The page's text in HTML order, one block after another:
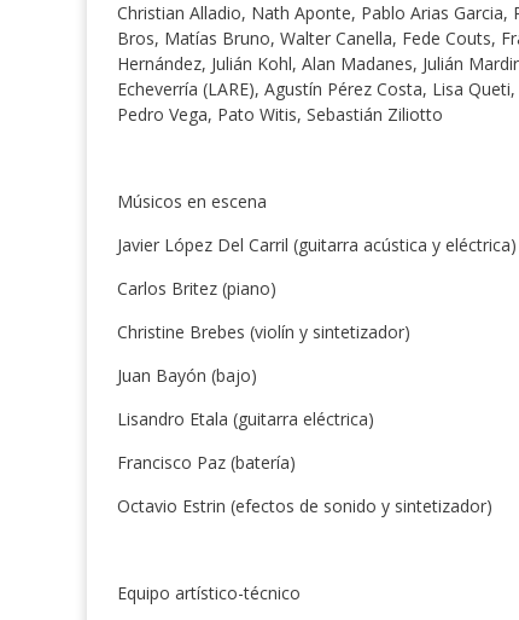
Christian Alladio, Nath Aponte, Pablo Arias
Bros, Matías Bruno, Walter Canella, Fede Couts,
Hernández, Julián Kohl, Alan Madanes, Julián
Echeverría (LARE), Agustín Pérez Costa, Lisa
Pedro Vega, Pato Witis, Sebastián Ziliotto
Músicos en escena
Javier López Del Carril (guitarra acústica y eléctrica)
Carlos Britez (piano)
Christine Brebes (violín y sintetizador)
Juan Bayón (bajo)
Lisandro Etala (guitarra eléctrica)
Francisco Paz (batería)
Octavio Estrin (efectos de sonido y sintetizador)
Equipo artístico-técnico